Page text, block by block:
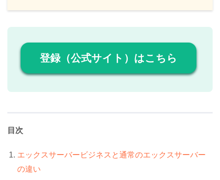
登録（公式サイト）はこちら
目次
エックスサーバービジネスと通常のエックスサーバー
の違い